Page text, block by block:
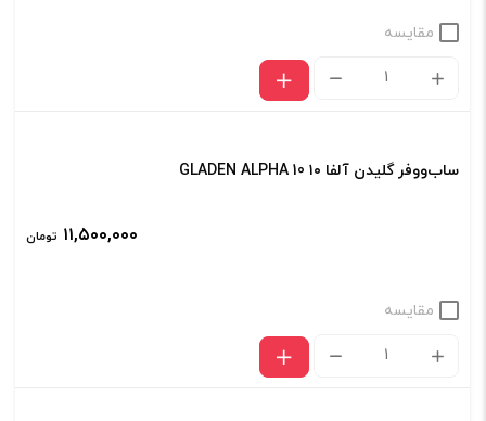
مقایسه
GLADEN
Alpha
SB ساب‌ووفر گلیدن آلفا ۱۰ GLADEN ALPHA 10
۱۱,۵۰۰,۰۰۰ تومان
مقایسه
ساب‌ووفر